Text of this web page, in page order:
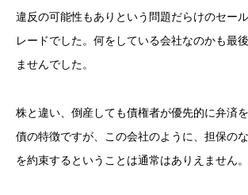
違反の可能性もありという問題だらけのセー
レードでした。何をしている会社なのかも最
ませんでした。
株と違い、倒産しても債権者が優先的に弁済
債の特徴ですが、この会社のように、担保の
を約束するということは通常はありえません。